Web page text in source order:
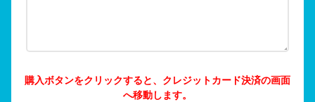
購入ボタンをクリックすると、クレジットカード決済の画面
へ移動します。